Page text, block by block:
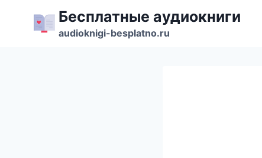
содержимому
Бесплатные аудиокниги
audioknigi-besplatno.ru